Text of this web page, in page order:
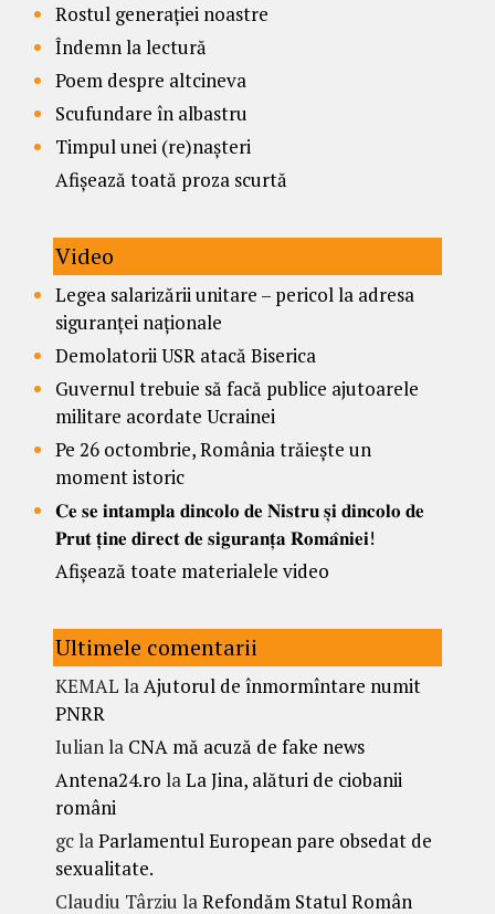
Rostul generației noastre
Îndemn la lectură
Poem despre altcineva
Scufundare în albastru
Timpul unei (re)nașteri
Afișează toată proza scurtă
Video
Legea salarizării unitare – pericol la adresa
siguranței naționale
Demolatorii USR atacă Biserica
Guvernul trebuie să facă publice ajutoarele
militare acordate Ucrainei
Pe 26 octombrie, România trăiește un
moment istoric
𝐂𝐞 𝐬𝐞 𝐢𝐧𝐭𝐚𝐦𝐩𝐥𝐚 𝐝𝐢𝐧𝐜𝐨𝐥𝐨 𝐝𝐞 𝐍𝐢𝐬𝐭𝐫𝐮 𝐬̦𝐢 𝐝𝐢𝐧𝐜𝐨𝐥𝐨 𝐝𝐞
𝐏𝐫𝐮𝐭 𝐭̦𝐢𝐧𝐞 𝐝𝐢𝐫𝐞𝐜𝐭 𝐝𝐞 𝐬𝐢𝐠𝐮𝐫𝐚𝐧𝐭̦𝐚 𝐑𝐨𝐦𝐚̂𝐧𝐢𝐞𝐢!
Afișează toate materialele video
Ultimele comentarii
KEMAL laAjutorul de înmormîntare numit
PNRR
Iulianla CNA mă acuză de fake news
Antena24.ro laLa Jina, alături de ciobanii
români
gclaParlamentul European pare obsedat de
sexualitate.
Claudiu Târziu laRefondăm Statul Român